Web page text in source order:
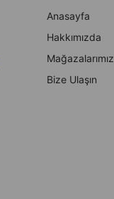
Anasayfa
Hakkımızda
Mağazalarımız
Bize Ulaşın